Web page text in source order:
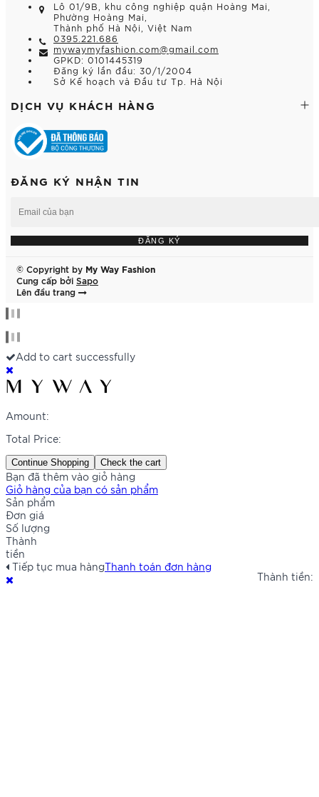
Lô 01/9B, khu công nghiệp quận Hoàng Mai,
Phường Hoàng Mai,
Thành phố Hà Nội, Việt Nam
0395.221.686
mywaymyfashion.com@gmail.com
GPKD: 0101445319
Đăng ký lần đầu: 30/1/2004
Sở Kế hoạch và Đầu tư Tp. Hà Nội
DỊCH VỤ KHÁCH HÀNG
ĐĂNG KÝ NHẬN TIN
ĐĂNG KÝ
© Copyright by My Way Fashion
Cung cấp bởi Sapo
Lên đầu trang
Add to cart successfully
Amount:
Total Price:
Continue Shopping Check the cart
Bạn đã thêm vào giỏ hàng
Giỏ hàng của bạn có sản phẩm
Sản phẩm
Đơn giá
Số lượng
Thành
tiền
Tiếp tục mua hàng
Thành tiền:
Thanh toán đơn hàng